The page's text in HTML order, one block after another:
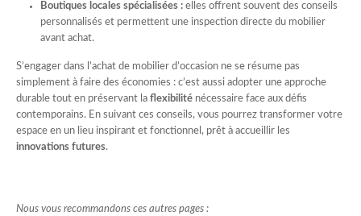
Boutiques locales spécialisées :elles offrent souvent des conseils
personnalisés et permettent une inspection directe du mobilier
avant achat.
S’engager dans l’achat de mobilier d’occasion ne se résume pas
simplement à faire des économies : c’est aussi adopter une approche
durable tout en préservant la flexibilité nécessaire face aux défis
contemporains. En suivant ces conseils, vous pourrez transformer votre
espace en un lieu inspirant et fonctionnel, prêt à accueillir les
innovations futures.
Nous vous recommandons ces autres pages :